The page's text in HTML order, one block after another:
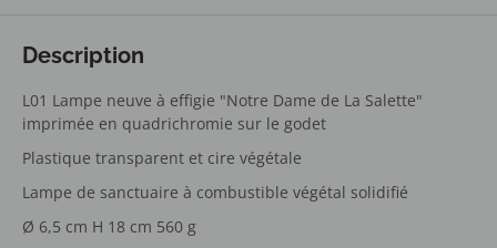
Description
L01 Lampe neuve à effigie "Notre Dame de La Salette"
imprimée en quadrichromie sur le godet
Plastique transparent et cire végétale
Lampe de sanctuaire à combustible végétal solidifié
Ø 6,5 cm H 18 cm 560 g